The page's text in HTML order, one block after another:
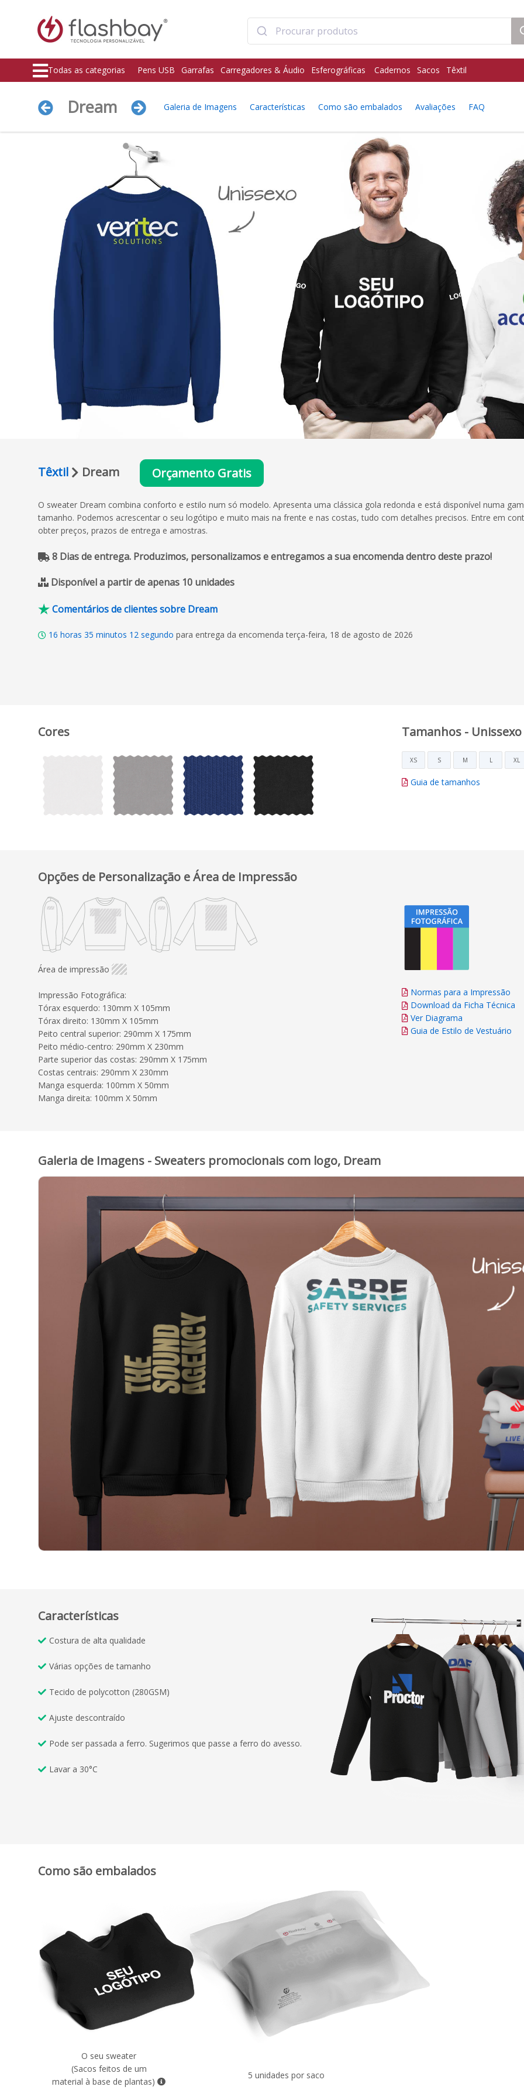
Todas as categorias Pens USB Garrafas Carregadores & Áudio Esferográficas Cadernos Sacos Têxtil
Dream Galeria de Imagens Características Como são embalados Avaliações FAQ
Têxtil Dream Orçamento Gratis
O sweater Dream combina conforto e estilo num só modelo. Apresenta uma clássica gola redonda e está disponível numa
tamanho. Podemos acrescentar o seu logótipo e muito mais na frente e nas costas, tudo com detalhes precisos. Entre em
obter preços, prazos de entrega e amostras.
8 Dias de entrega. Produzimos, personalizamos e entregamos a sua encomenda dentro deste prazo!
Disponível a partir de apenas 10 unidades
Comentários de clientes sobre Dream
16 horas 35 minutos 11 segundo para entrega da encomenda terça-feira, 18 de agosto de 2026
Tamanhos - Unissexo
XS S M L XL
Guia de tamanhos
Cores
Opções de Personalização e Área de Impressão
Área de impressão
Impressão Fotográfica:
Tórax esquerdo: 130mm X 105mm
Tórax direito: 130mm X 105mm
Peito central superior: 290mm X 175mm
Peito médio-centro: 290mm X 230mm
Parte superior das costas: 290mm X 175mm
Costas centrais: 290mm X 230mm
Manga esquerda: 100mm X 50mm
Manga direita: 100mm X 50mm
Normas para a Impressão
Download da Ficha Técnica
Ver Diagrama
Guia de Estilo de Vestuário
Galeria de Imagens - Sweaters promocionais com logo, Dream
Características
Costura de alta qualidade
Várias opções de tamanho
Tecido de polycotton (280GSM)
Ajuste descontraído
Pode ser passada a ferro. Sugerimos que passe a ferro do avesso.
Lavar a 30°C
Como são embalados
O seu sweater
(Sacos feitos de um
material à base de plantas)
5 unidades por saco